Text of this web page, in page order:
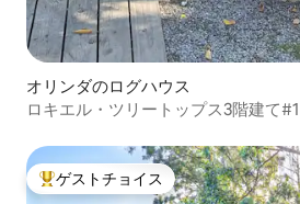
オリンダのログハウス
ロキエル・ツリートップス3階建て
大好評のゲストチョイスです。
ゲストチョイス